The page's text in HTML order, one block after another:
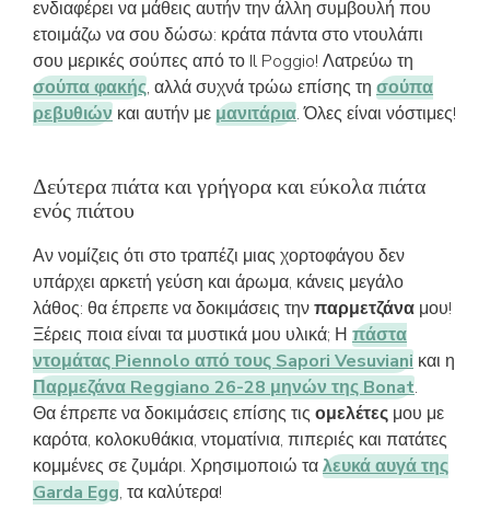
ενδιαφέρει να μάθεις αυτήν την άλλη συμβουλή που
ετοιμάζω να σου δώσω: κράτα πάντα στο ντουλάπι
σου μερικές σούπες από το Il Poggio! Λατρεύω τη
σούπα φακής, αλλά συχνά τρώω επίσης τη σούπα
ρεβυθιών και αυτήν μεμανιτάρια. Όλες είναι νόστιμες!
Δεύτερα πιάτα και γρήγορα και εύκολα πιάτα
ενός πιάτου
Αν νομίζεις ότι στο τραπέζι μιας χορτοφάγου δεν
υπάρχει αρκετή γεύση και άρωμα, κάνεις μεγάλο
λάθος: θα έπρεπε να δοκιμάσεις τηνπαρμετζάνα μου!
Ξέρεις ποια είναι τα μυστικά μου υλικά; Η πάστα
ντομάτας Piennolo από τους Sapori Vesuviani και η
Παρμεζάνα Reggiano 26-28 μηνών της Bonat.
Θα έπρεπε να δοκιμάσεις επίσης τις ομελέτες μου με
καρότα, κολοκυθάκια, ντοματίνια, πιπεριές και πατάτες
κομμένες σε ζυμάρι. Χρησιμοποιώ ταλευκά αυγά της
Garda Egg, τα καλύτερα!